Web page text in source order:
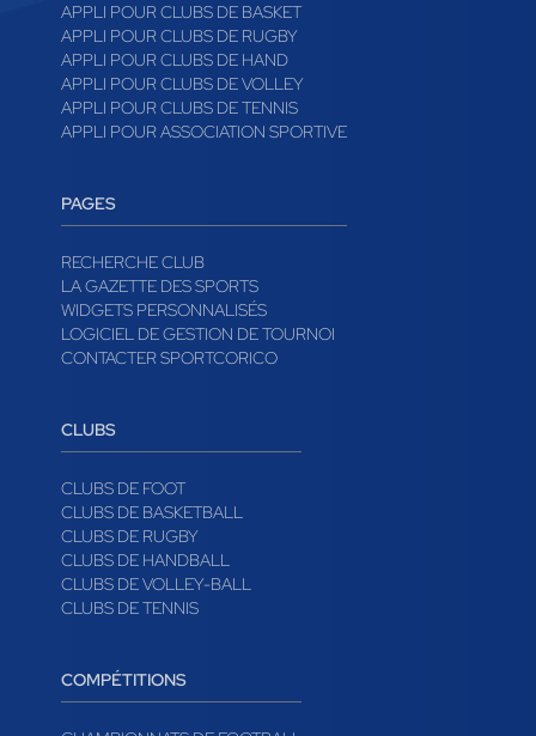
APPLI POUR CLUBS DE BASKET
APPLI POUR CLUBS DE RUGBY
APPLI POUR CLUBS DE HAND
APPLI POUR CLUBS DE VOLLEY
APPLI POUR CLUBS DE TENNIS
APPLI POUR ASSOCIATION SPORTIVE
PAGES
RECHERCHE CLUB
LA GAZETTE DES SPORTS
WIDGETS PERSONNALISÉS
LOGICIEL DE GESTION DE TOURNOI
CONTACTER SPORTCORICO
CLUBS
CLUBS DE FOOT
CLUBS DE BASKETBALL
CLUBS DE RUGBY
CLUBS DE HANDBALL
CLUBS DE VOLLEY-BALL
CLUBS DE TENNIS
COMPÉTITIONS